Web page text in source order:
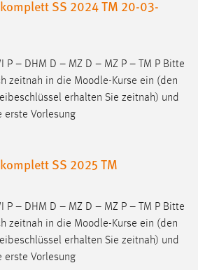
SS 2024 TM 20-03-
P – DHM D – MZ D – MZ P – TM P Bitte
zeitnah in die Moodle-Kurse ein (den
erhalten Sie zeitnah) und
erste Vorlesung
SS 2025 TM
P – DHM D – MZ D – MZ P – TM P Bitte
zeitnah in die Moodle-Kurse ein (den
erhalten Sie zeitnah) und
erste Vorlesung